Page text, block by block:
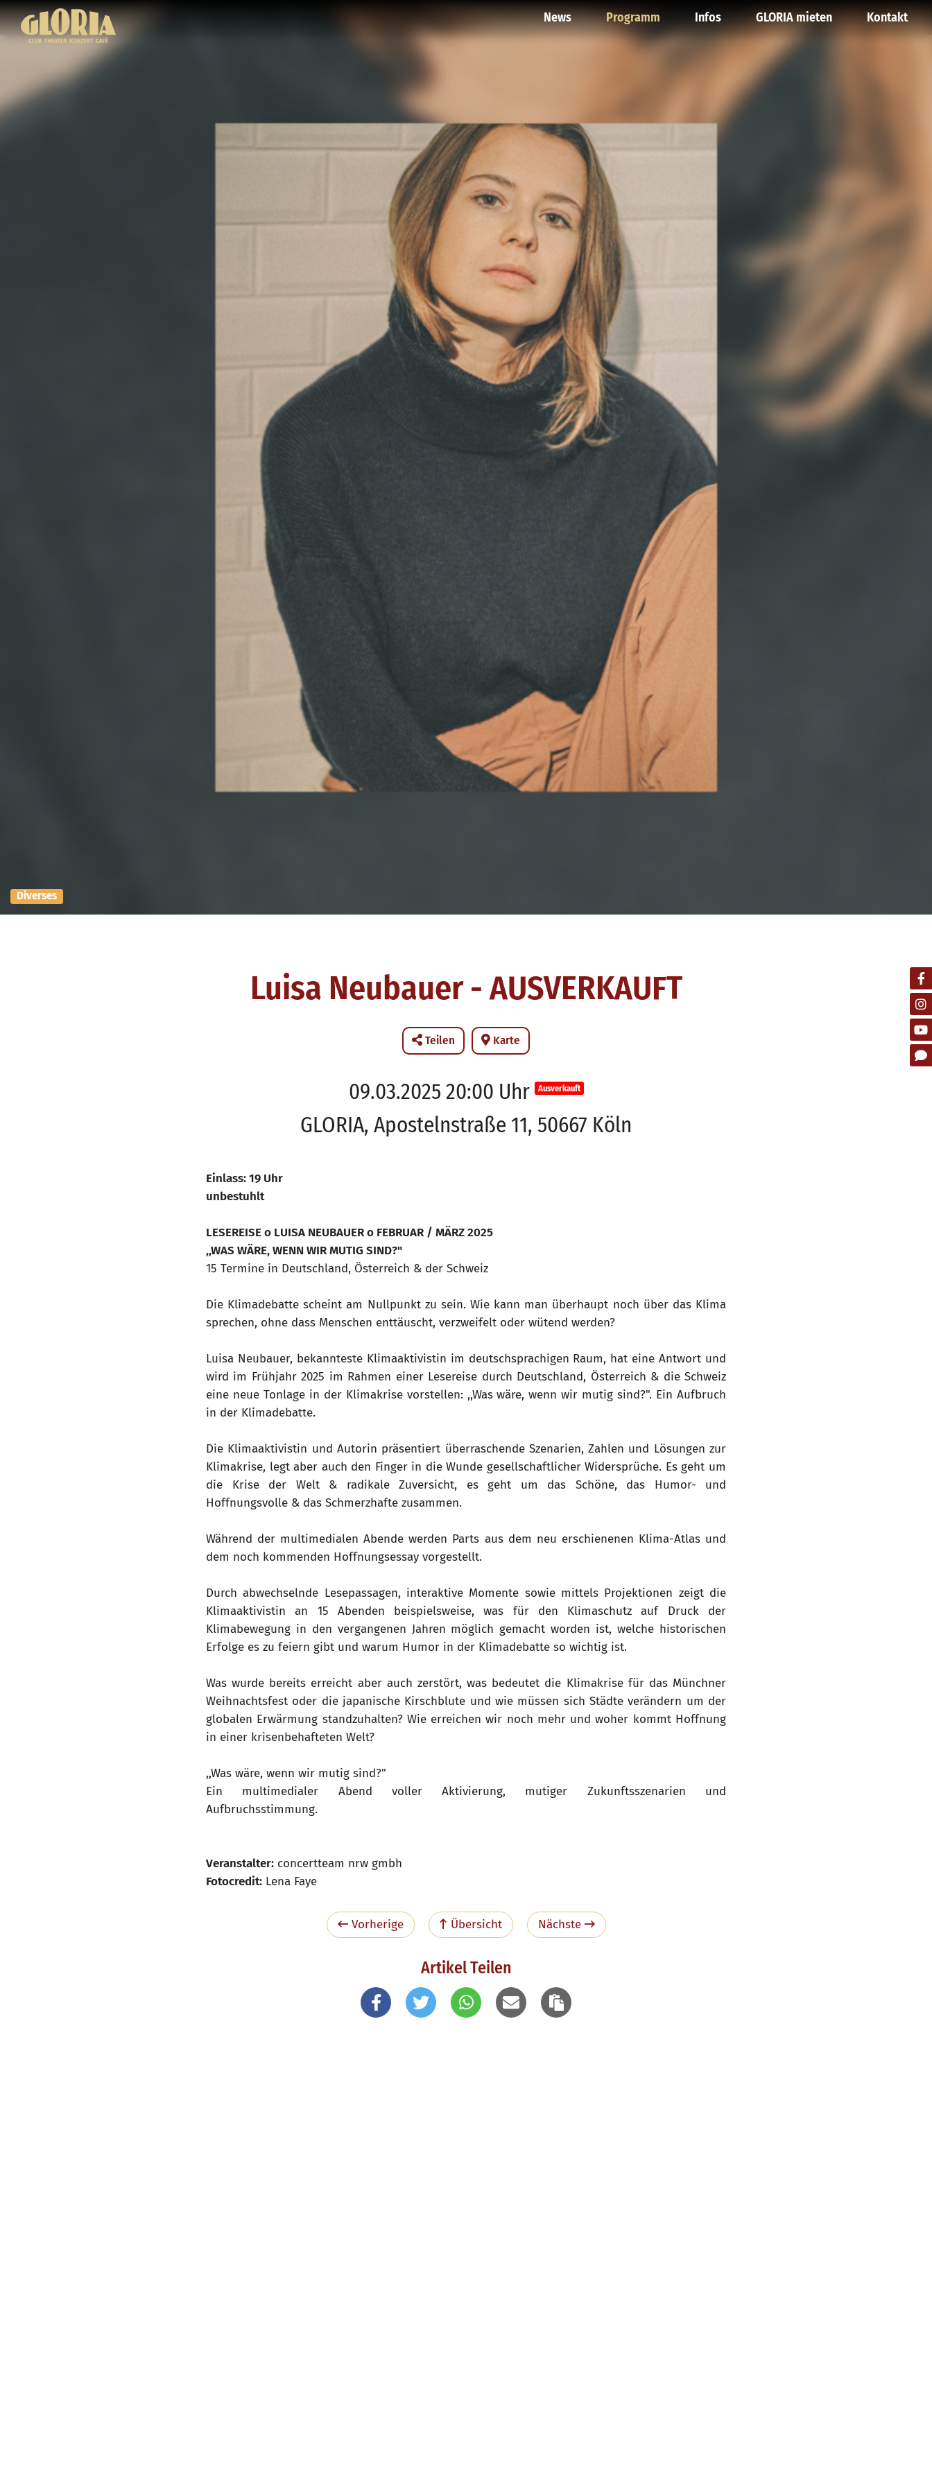
News Programm Infos GLORIA mieten Kontakt
Diverses
Luisa Neubauer - AUSVERKAUFT
Teilen Karte
09.03.2025 20:00 Uhr Ausverkauft
GLORIA, Apostelnstraße 11, 50667 Köln
Einlass: 19 Uhr
unbestuhlt
LESEREISE o LUISA NEUBAUER o FEBRUAR / MÄRZ 2025
,,WAS WÄRE, WENN WIR MUTIG SIND?"
15 Termine in Deutschland, Österreich & der Schweiz
Die Klimadebatte scheint am Nullpunkt zu sein. Wie kann man überhaupt noch über das Klima
sprechen, ohne dass Menschen enttäuscht, verzweifelt oder wütend werden?
Luisa Neubauer, bekannteste Klimaaktivistin im deutschsprachigen Raum, hat eine Antwort und
wird im Frühjahr 2025 im Rahmen einer Lesereise durch Deutschland, Österreich & die Schweiz
eine neue Tonlage in der Klimakrise vorstellen: ,,Was wäre, wenn wir mutig sind?". Ein Aufbruch
in der Klimadebatte.
Die Klimaaktivistin und Autorin präsentiert überraschende Szenarien, Zahlen und Lösungen zur
Klimakrise, legt aber auch den Finger in die Wunde gesellschaftlicher Widersprüche. Es geht um
die Krise der Welt & radikale Zuversicht, es geht um das Schöne, das Humor- und
Hoffnungsvolle & das Schmerzhafte zusammen.
Während der multimedialen Abende werden Parts aus dem neu erschienenen Klima-Atlas und
dem noch kommenden Hoffnungsessay vorgestellt.
Durch abwechselnde Lesepassagen, interaktive Momente sowie mittels Projektionen zeigt die
Klimaaktivistin an 15 Abenden beispielsweise, was für den Klimaschutz auf Druck der
Klimabewegung in den vergangenen Jahren möglich gemacht worden ist, welche historischen
Erfolge es zu feiern gibt und warum Humor in der Klimadebatte so wichtig ist.
Was wurde bereits erreicht aber auch zerstört, was bedeutet die Klimakrise für das Münchner
Weihnachtsfest oder die japanische Kirschblute und wie müssen sich Städte verändern um der
globalen Erwärmung standzuhalten? Wie erreichen wir noch mehr und woher kommt Hoffnung
in einer krisenbehafteten Welt?
,,Was wäre, wenn wir mutig sind?"
Ein multimedialer Abend voller Aktivierung, mutiger Zukunftsszenarien und
Aufbruchsstimmung.
Veranstalter: concertteam nrw gmbh
Fotocredit: Lena Faye
Vorherige Übersicht Nächste
Artikel Teilen